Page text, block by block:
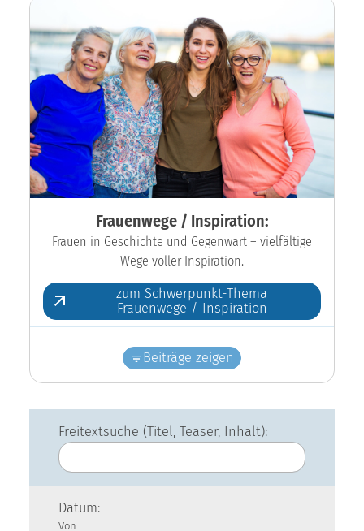
Frauenwege / Inspiration:
Frauen in Geschichte und Gegenwart – vielfältige
Wege voller Inspiration.
zum Schwerpunkt-Thema
Frauenwege / Inspiration
Beiträge zeigen
Freitextsuche (Titel, Teaser, Inhalt):
Datum:
Von